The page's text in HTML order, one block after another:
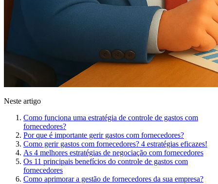
Neste artigo
Como funciona uma estratégia de controle de gastos com
fornecedores?
Por que é importante gerir gastos com fornecedores?
Como gerir gastos com fornecedores? 4 estratégias eficazes!
As 4 melhores estratégias de negociação com fornecedores
Os 11 principais benefícios do controle de gastos com
fornecedores
Como aprimorar a gestão de fornecedores da sua empresa?